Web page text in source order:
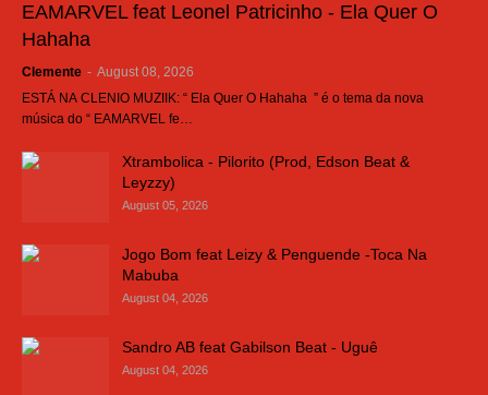
EAMARVEL feat Leonel Patricinho - Ela Quer O
Hahaha
Clemente - August 08, 2026
ESTÁ NA CLENIO MUZIIK: “ Ela Quer O Hahaha ” é o tema da nova
música do “ EAMARVEL fe…
Xtrambolica - Pilorito (Prod, Edson Beat &
Leyzzy)
August 05, 2026
Jogo Bom feat Leizy & Penguende -Toca Na
Mabuba
August 04, 2026
Sandro AB feat Gabilson Beat - Uguê
August 04, 2026